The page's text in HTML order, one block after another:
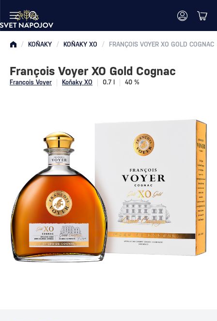
/ KOŇAKY / KOŇAKY XO / FRANÇOIS VOYER XO GOLD COGNAC
François Voyer Koňaky XO 0.7 l 40 %
François Voyer XO Gold Cognac